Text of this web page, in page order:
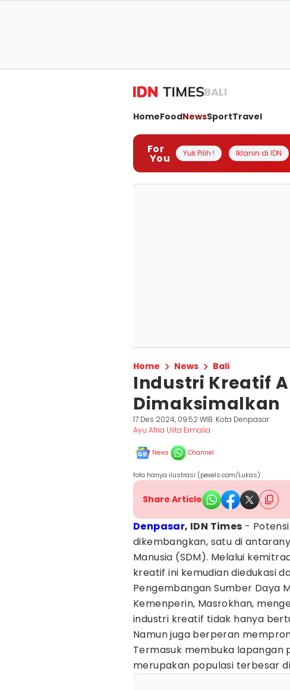
BALI
HomeFoodNewsSportTravel
For
You Yuk Pilih ! Iklanin di IDN
Home News Bali
Industri Kreatif
Dimaksimalkan
17 Des 2024, 09:52 WIB Kota Denpasar
Ayu Afria Ulita Ermalia
News Channel
foto hanya ilustrasi (pexels.com/Lukas)
Share Article
Denpasar, IDN Times -
dikembangkan, satu di
Manusia (SDM). Melalui
kreatif ini kemudian diedukasi
Pengembangan Sumber Daya
Kemenperin, Masrokhan,
industri kreatif tidak hanya
Namun juga berperan
Termasuk membuka lapangan
merupakan populasi terbesar